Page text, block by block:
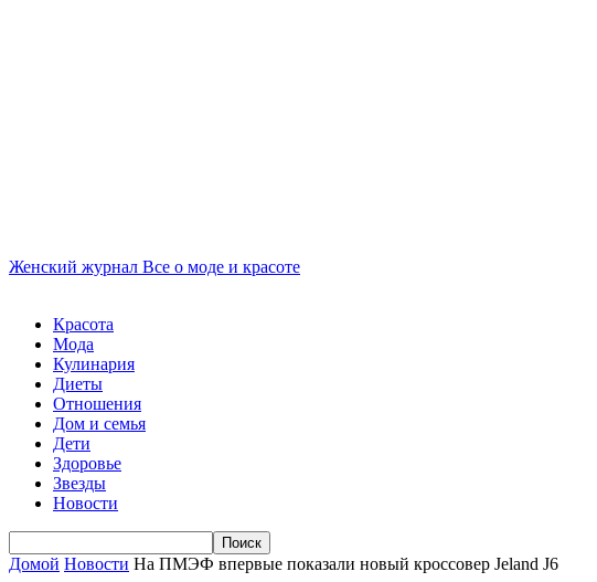
Женский журнал Все о моде и красоте
Красота
Мода
Кулинария
Диеты
Отношения
Дом и семья
Дети
Здоровье
Звезды
Новости
Домой Новости На ПМЭФ впервые показали новый кроссовер Jeland J6